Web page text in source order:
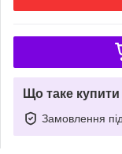
Що таке
Замовлення